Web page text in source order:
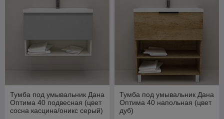
Тумба под умывальник Дана
Оптима 40 подвесная (цвет
сосна касцина/оникс серый)
Тумба под умывальник Дана
Оптима 40 напольная (цвет
дуб)